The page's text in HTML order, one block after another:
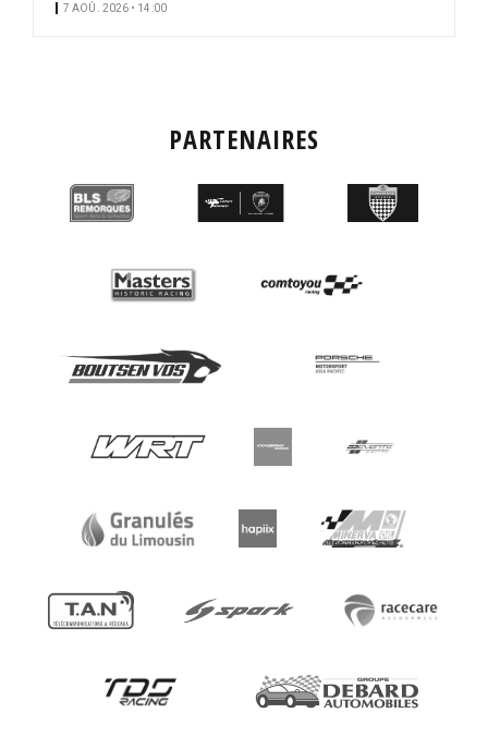
7 AOÛ. 2026 • 14:00
PARTENAIRES